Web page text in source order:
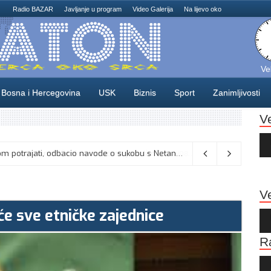
Radio BAZAR Javljanje u program Video Galerija Na lijevo oko
Bosna i Hercegovina USK Biznis Sport Zanimljivosti
Vance kaže da će pregovori s Iranom potrajati, odbacio navode o sukobu s Netanyahuom 06/08/2026
sve etničke zajednice